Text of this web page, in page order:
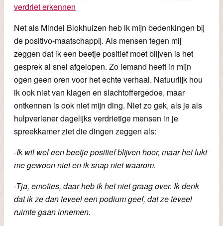
verdriet erkennen
Net als Mindel Blokhuizen heb ik mijn bedenkingen bij
de positivo-maatschappij. Als mensen tegen mij
zeggen dat ik een beetje positief moet blijven is het
gesprek al snel afgelopen. Zo iemand heeft in mijn
ogen geen oren voor het echte verhaal. Natuurlijk hou
ik ook niet van klagen en slachtoffergedoe, maar
ontkennen is ook niet mijn ding. Niet zo gek, als je als
hulpverlener dagelijks verdrietige mensen in je
spreekkamer ziet die dingen zeggen als:
-Ik wil wel een beetje positief blijven hoor, maar het lukt
me gewoon niet en ik snap niet waarom.
-Tja, emoties, daar heb ik het niet graag over. Ik denk
dat ik ze dan teveel een podium geef, dat ze teveel
ruimte gaan innemen.